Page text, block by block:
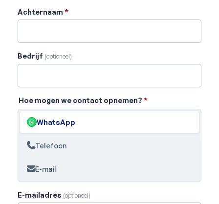
Achternaam *
Bedrijf (optioneel)
Hoe mogen we contact opnemen? *
WhatsApp
Telefoon
E-mail
E-mailadres (optioneel)